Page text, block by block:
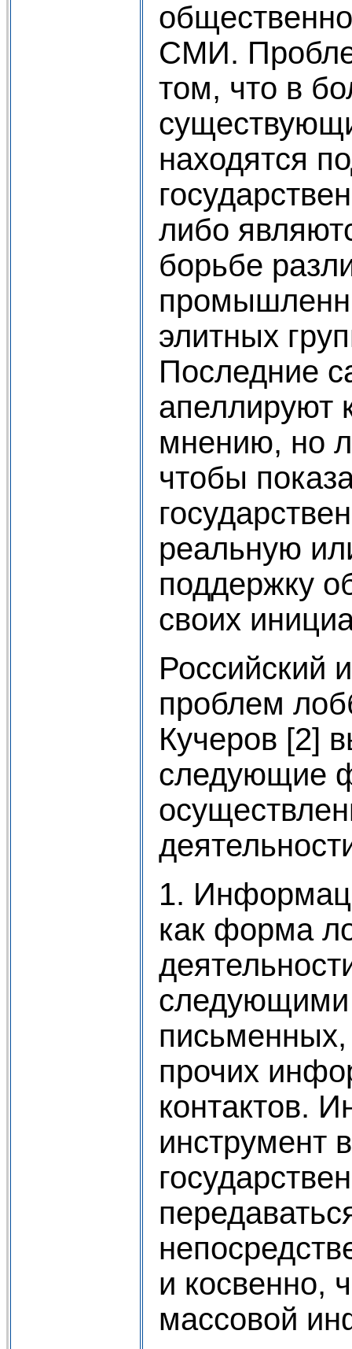
СМИ.
том, что в
находятся
либо
борьбе
элитных
Последние
апеллируют
мнению, но
чтобы
реальную
поддержку
своих
Российский
проблем
Кучеров [2]
следующие
1.
как форма
следующими
прочих
контактов.
инструмент
и косвенно,
массовой